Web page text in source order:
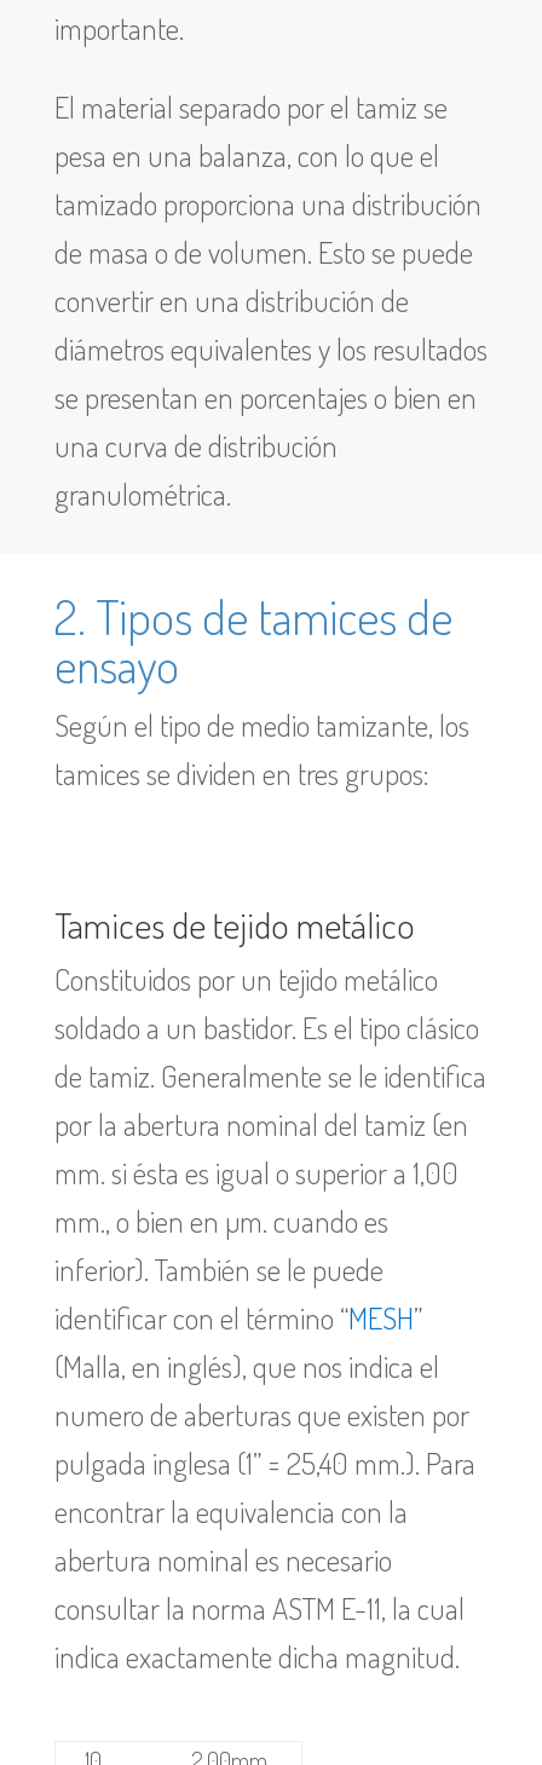
importante.
El material separado por el tamiz se
pesa en una balanza, con lo que el
tamizado proporciona una distribución
de masa o de volumen. Esto se puede
convertir en una distribución de
diámetros equivalentes y los resultados
se presentan en porcentajes o bien en
una curva de distribución
granulométrica.
2. Tipos de tamices de
ensayo
Según el tipo de medio tamizante, los
tamices se dividen en tres grupos:
Tamices de tejido metálico
Constituidos por un tejido metálico
soldado a un bastidor. Es el tipo clásico
de tamiz. Generalmente se le identifica
por la abertura nominal del tamiz (en
mm. si ésta es igual o superior a 1,00
mm., o bien en µm. cuando es
inferior). También se le puede
identificar con el término “MESH”
(Malla, en inglés), que nos indica el
numero de aberturas que existen por
pulgada inglesa (1” = 25,40 mm.). Para
encontrar la equivalencia con la
abertura nominal es necesario
consultar la norma ASTM E-11, la cual
indica exactamente dicha magnitud.